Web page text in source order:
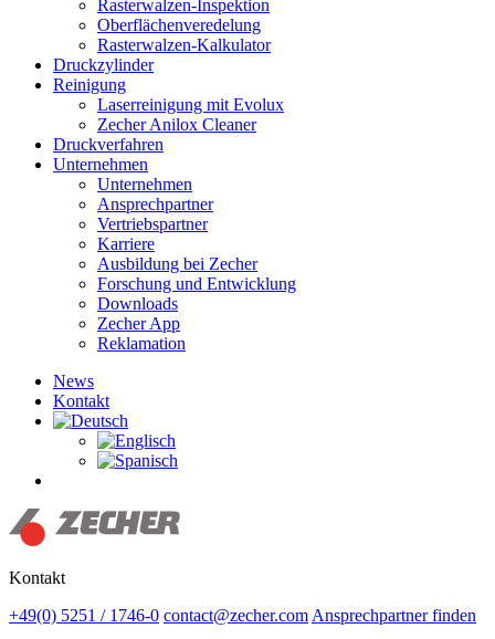
Rasterwalzen-Inspektion
Oberflächenveredelung
Rasterwalzen-Kalkulator
Druckzylinder
Reinigung
Laserreinigung mit Evolux
Zecher Anilox Cleaner
Druckverfahren
Unternehmen
Unternehmen
Ansprechpartner
Vertriebspartner
Karriere
Ausbildung bei Zecher
Forschung und Entwicklung
Downloads
Zecher App
Reklamation
News
Kontakt
Kontakt
+49(0) 5251 / 1746-0 contact@zecher.com Ansprechpartner finden